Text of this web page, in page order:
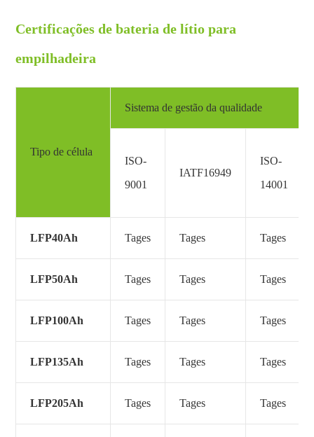
Certificações de bateria de lítio para
empilhadeira
Tipo de célula
Sistema de gestão da qualidade
ISO-
9001
IATF16949
ISO-
14001
LFP40Ah Tages Tages Tages
LFP50Ah Tages Tages Tages
LFP100Ah Tages Tages Tages
LFP135Ah Tages Tages Tages
LFP205Ah Tages Tages Tages